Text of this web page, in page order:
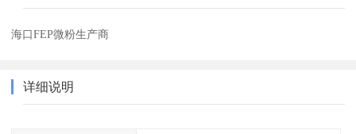
海口FEP微粉生产商
详细说明